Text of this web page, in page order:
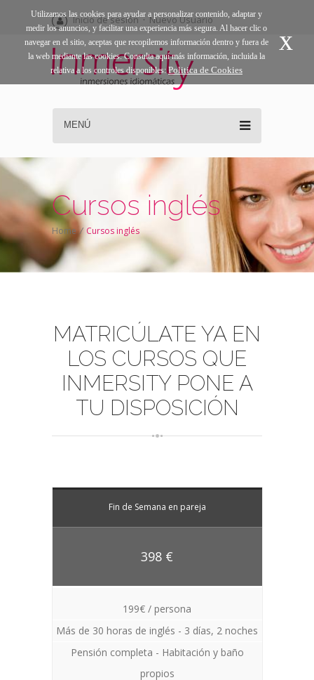
Utilizamos las cookies para ayudar a personalizar contenido, adaptar y
medir los anuncios, y facilitar una experiencia más segura. Al hacer clic o
navegar en el sitio, aceptas que recopilemos información dentro y fuera de
la web mediante las cookies. Consulta aquí más información, incluida la
relativa a los controles disponibles:Politica de Cookies
x
Inicio de sesión·Nuevo Usuario
MENÚ
Cursos inglés
Home / Cursos inglés
MATRICÚLATE YA EN
LOS CURSOS QUE
INMERSITY PONE A
TU DISPOSICIÓN
Fin de Semana en pareja
398 €
199€ / persona
Más de 30 horas de inglés - 3 días, 2 noches
Pensión completa - Habitación y baño
propios